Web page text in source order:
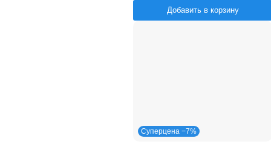
Добавить в корзину
Суперцена −7%